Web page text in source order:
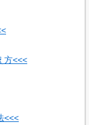
方<<<
<<<